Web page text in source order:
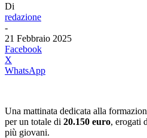
Di
redazione
-
21 Febbraio 2025
Facebook
X
WhatsApp
Una mattinata dedicata alla
per un totale di 20.150 euro, erogati
più giovani.